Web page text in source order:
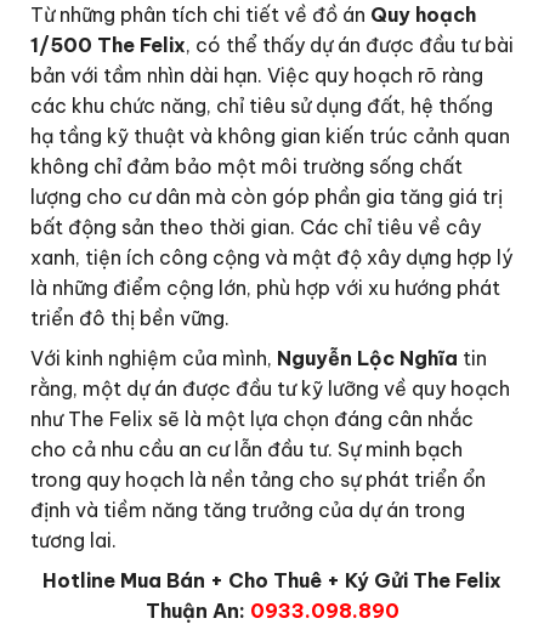
Từ những phân tích chi tiết về đồ án Quy hoạch
1/500 The Felix, có thể thấy dự án được đầu tư bài
bản với tầm nhìn dài hạn. Việc quy hoạch rõ ràng
các khu chức năng, chỉ tiêu sử dụng đất, hệ thống
hạ tầng kỹ thuật và không gian kiến trúc cảnh quan
không chỉ đảm bảo một môi trường sống chất
lượng cho cư dân mà còn góp phần gia tăng giá trị
bất động sản theo thời gian. Các chỉ tiêu về cây
xanh, tiện ích công cộng và mật độ xây dựng hợp lý
là những điểm cộng lớn, phù hợp với xu hướng phát
triển đô thị bền vững.
Với kinh nghiệm của mình, Nguyễn Lộc Nghĩa tin
rằng, một dự án được đầu tư kỹ lưỡng về quy hoạch
như The Felix sẽ là một lựa chọn đáng cân nhắc
cho cả nhu cầu an cư lẫn đầu tư. Sự minh bạch
trong quy hoạch là nền tảng cho sự phát triển ổn
định và tiềm năng tăng trưởng của dự án trong
tương lai.
Hotline Mua Bán + Cho Thuê + Ký Gửi The Felix
Thuận An: 0933.098.890